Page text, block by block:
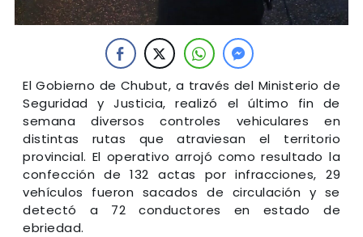
El Gobierno de Chubut, a través del Ministerio de
Seguridad y Justicia, realizó el último fin de
semana diversos controles vehiculares en
distintas rutas que atraviesan el territorio
provincial. El operativo arrojó como resultado la
confección de 132 actas por infracciones, 29
vehículos fueron sacados de circulación y se
detectó a 72 conductores en estado de
ebriedad.